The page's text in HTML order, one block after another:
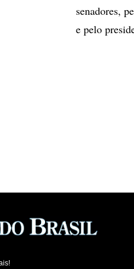
senadores,
e pelo